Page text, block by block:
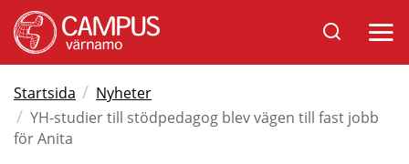
Sök
på
Varnamo.se
Öppna
Startsida / Nyheter
/ YH-studier till stödpedagog blev vägen till fast jobb
för Anita